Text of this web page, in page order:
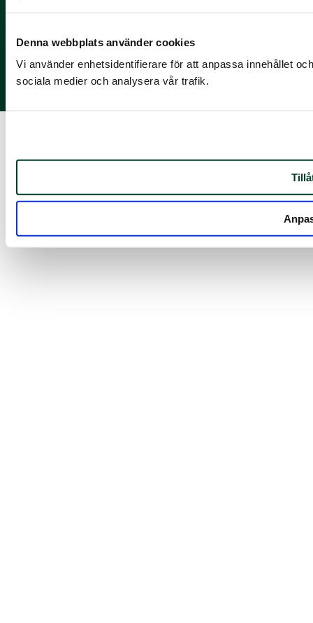
Denna webbplats använder cookies
Vi använder enhetsidentifierare för att anpassa innehållet
sociala medier och analysera vår trafik.
Facebook
LinkedIn